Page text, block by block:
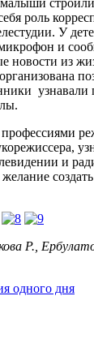
роль
У
и
новости из
узнавали
и
Р.,
одного дня